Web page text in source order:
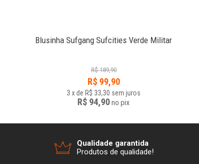
Blusinha Sufgang Sufcities Verde Militar
R$ 189,90
R$ 99,90
3 xde R$ 33,30 sem juros
R$ 94,90no pix
Qualidade garantida
Produtos de qualidade!